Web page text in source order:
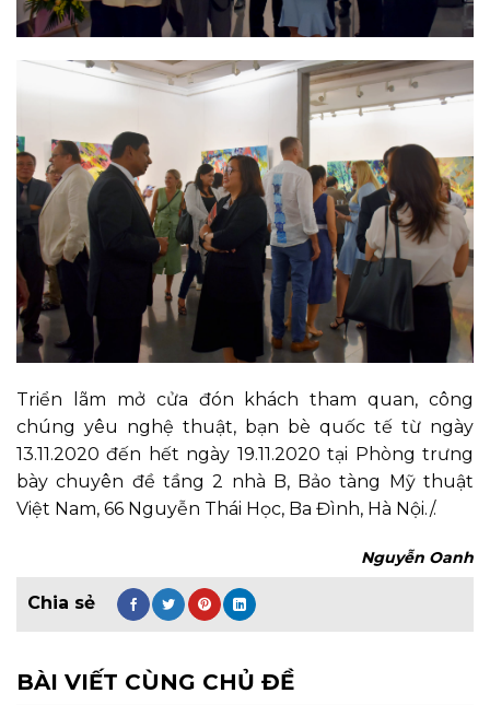
Triển lãm mở cửa đón khách tham quan, công
chúng yêu nghệ thuật, bạn bè quốc tế từ ngày
13.11.2020 đến hết ngày 19.11.2020 tại Phòng trưng
bày chuyên đề tầng 2 nhà B, Bảo tàng Mỹ thuật
Việt Nam, 66 Nguyễn Thái Học, Ba Đình, Hà Nội./.
Nguyễn Oanh
BÀI VIẾT CÙNG CHỦ ĐỀ